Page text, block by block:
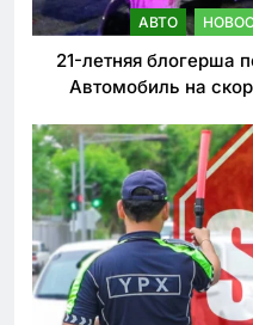
АВТО
21-летняя блогерша
Автомобиль на